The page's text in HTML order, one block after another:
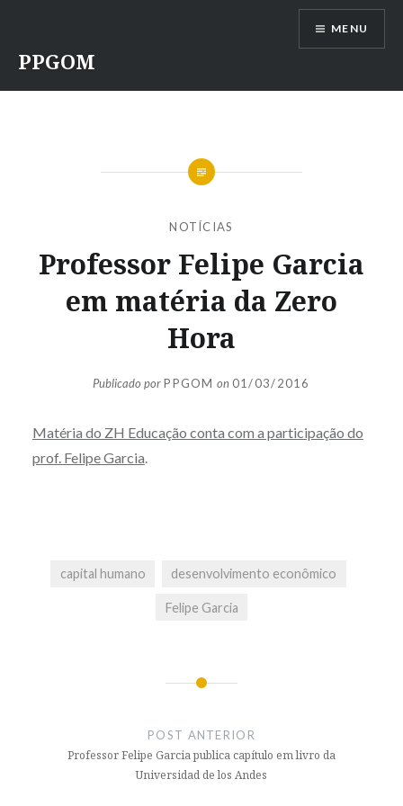
conteúdo
PPGOM
MENU
NOTÍCIAS
Professor Felipe Garcia
em matéria da Zero
Hora
Publicado porPPGOM on01/03/2016
Matéria do ZH Educação conta com a participação do
prof. Felipe Garcia
capital humano desenvolvimento econômico
Felipe Garcia
POST ANTERIOR
Professor Felipe Garcia publica capítulo em livro da
Universidad de los Andes